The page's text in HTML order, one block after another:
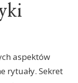
aspektów
rytuały. Sekret